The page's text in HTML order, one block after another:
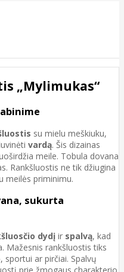
„Mylimukas“
su mielu meškiuku,
vardą. Šis dizainas
meile. Tobula dovana
Rankšluostis ne tik džiugina
meilės priminimu.
sukurta
dydį ir spalvą, kad
Mažesnis rankšluostis tiks
sportui ar pirčiai. Spalvų